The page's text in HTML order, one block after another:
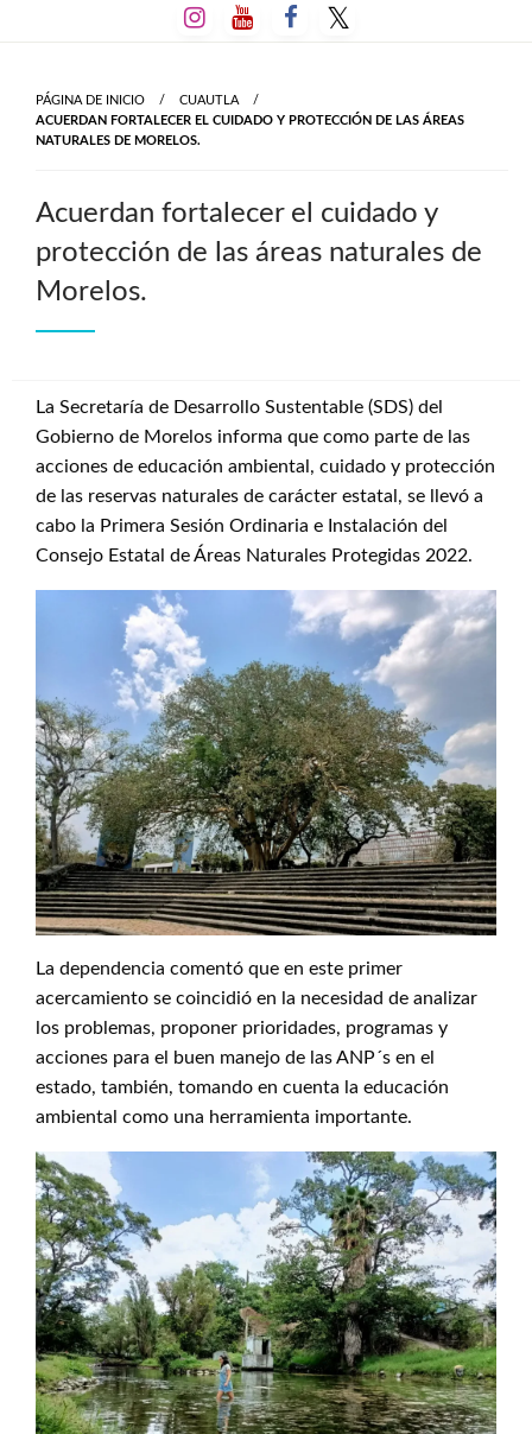
al
PÁGINA DE INICIO
CUAUTLA
ACUERDAN FORTALECER EL CUIDADO Y PROTECCIÓN DE LAS ÁREAS
NATURALES DE MORELOS.
Acuerdan fortalecer el cuidado y
protección de las áreas naturales de
Morelos.
La Secretaría de Desarrollo Sustentable (SDS) del
Gobierno de Morelos informa que como parte de las
acciones de educación ambiental, cuidado y protección
de las reservas naturales de carácter estatal, se llevó a
cabo la Primera Sesión Ordinaria e Instalación del
Consejo Estatal de Áreas Naturales Protegidas 2022.
La dependencia comentó que en este primer
acercamiento se coincidió en la necesidad de analizar
los problemas, proponer prioridades, programas y
acciones para el buen manejo de las ANP´s en el
estado, también, tomando en cuenta la educación
ambiental como una herramienta importante.